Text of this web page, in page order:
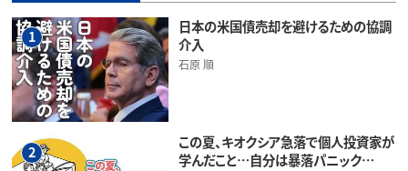
1
日本の米国債売却を避けるための協調
介入
石原 順
2
この夏、キオクシア急落で個人投資家が
学んだこと…自分は暴落パニック…